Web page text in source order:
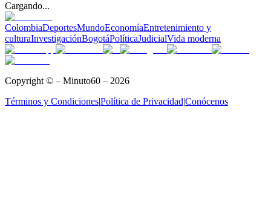
Cargando...
ColombiaDeportesMundoEconomíaEntretenimiento y
culturaInvestigaciónBogotáPolíticaJudicialVida moderna
Copyright © – Minuto60 – 2026
Términos y Condiciones|Política de Privacidad|Conócenos